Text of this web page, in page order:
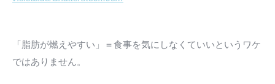
「脂肪が燃えやすい」＝食事を気にしなくていいというワケ
ではありません。